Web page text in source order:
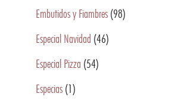
Embutidos y Fiambres (98)
Especial Navidad (46)
Especial Pizza (54)
Especias (1)